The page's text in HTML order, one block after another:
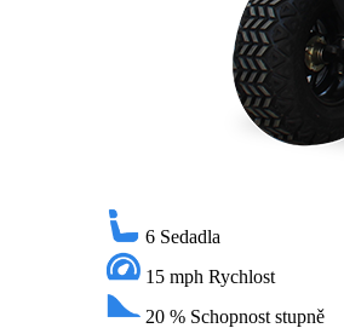
6 Sedadla
15 mph Rychlost
20 % Schopnost stupně